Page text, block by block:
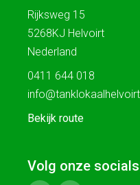
Rijksweg 15
5268KJ Helvoirt
Nederland
0411 644 018
Bekijk route
Volg onze socials